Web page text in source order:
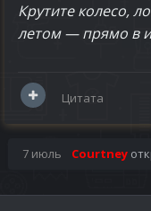
Крутите колесо,
летом — прямо в
Цитата
7 июль Courtney